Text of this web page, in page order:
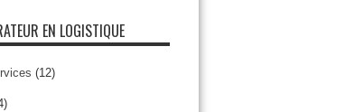
EN LOGISTIQUE
(12)